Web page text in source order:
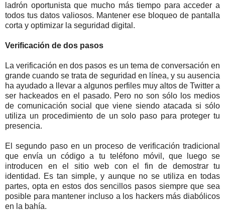
ladrón oportunista que mucho más tiempo para acceder a
todos tus datos valiosos. Mantener ese bloqueo de pantalla
corta y optimizar la seguridad digital.
Verificación de dos pasos
La verificación en dos pasos es un tema de conversación en
grande cuando se trata de seguridad en línea, y su ausencia
ha ayudado a llevar a algunos perfiles muy altos de Twitter a
ser hackeados en el pasado. Pero no son sólo los medios
de comunicación social que viene siendo atacada si sólo
utiliza un procedimiento de un solo paso para proteger tu
presencia.
El segundo paso en un proceso de verificación tradicional
que envía un código a tu teléfono móvil, que luego se
introducen en el sitio web con el fin de demostrar tu
identidad. Es tan simple, y aunque no se utiliza en todas
partes, opta en estos dos sencillos pasos siempre que sea
posible para mantener incluso a los hackers más diabólicos
en la bahía.